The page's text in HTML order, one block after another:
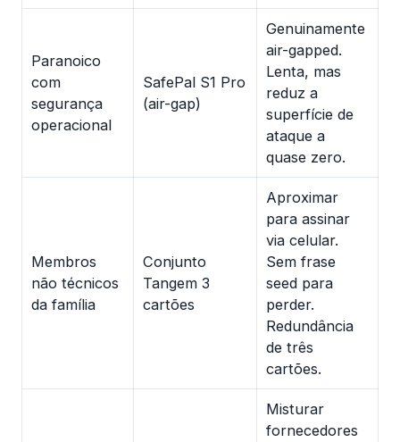
Paranoico
com
segurança
operacional
SafePal S1 Pro
(air-gap)
Genuinamente
air-gapped.
Lenta, mas
reduz a
superfície de
ataque a
quase zero.
Membros
não técnicos
da família
Conjunto
Tangem 3
cartões
Aproximar
para assinar
via celular.
Sem frase
seed para
perder.
Redundância
de três
cartões.
Misturar
fornecedores